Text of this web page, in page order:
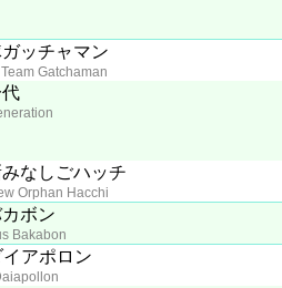
ッチャマン
Gatchaman
なしごハッチ
Orphan Hacchi
ボン
Bakabon
アポロン